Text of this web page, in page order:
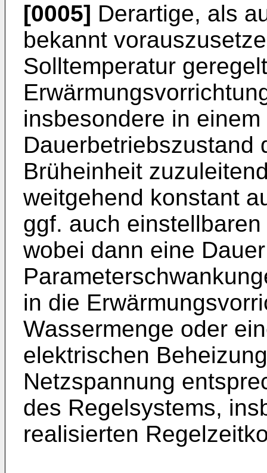
[0005] Derartige, als
bekannt
Solltemperatur
insbesondere in
Dauerbetriebszustand
Brüheinheit
weitgehend konstant
ggf. auch
wobei dann eine
in die
Wassermenge oder
elektrischen
Netzspannung
des Regelsystems,
realisierten